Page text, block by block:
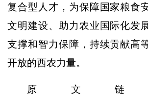
复合型人才，为保障国家粮食
文明建设、助力农业国际化发
支撑和智力保障，持续贡献高
开放的西农力量。
原文链